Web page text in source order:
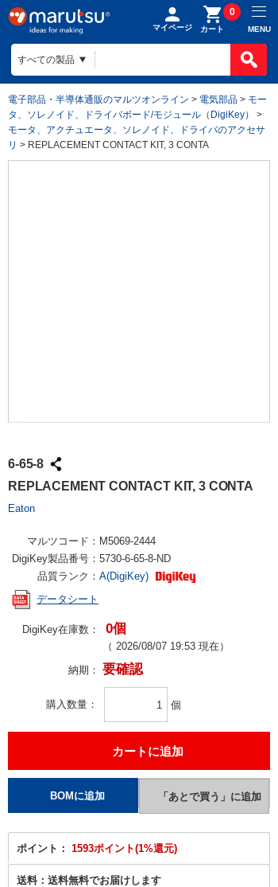
マイページ カート
0
MENU
電子部品・半導体通販のマルツオンライン > 電気部品 > モー
タ、ソレノイド、ドライバボード/モジュール（DigiKey）
>
モータ、アクチュエータ、ソレノイド、ドライバのアクセサ
リ > REPLACEMENT CONTACT KIT, 3 CONTA
6-65-8
REPLACEMENT CONTACT KIT, 3 CONTA
Eaton
マルツコード： M5069-2444
DigiKey製品番号： 5730-6-65-8-ND
品質ランク： A(DigiKey)
データシート
DigiKey在庫数： 0個
（ 2026/08/07 19:53 現在）
納期： 要確認
購入数量 個
ポイント： 1593ポイント(1%還元)
送料： 送料無料でお届けします